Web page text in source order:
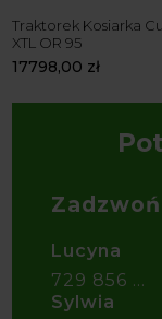
Traktorek Kosiarka
XTL OR 95
17798,00 zł
Lucyna
729 856 ...
Sylwia